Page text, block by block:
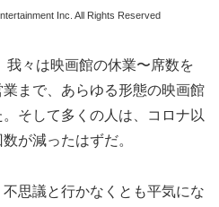
Inc. All Rights Reserved
我々は映画館の休業〜席数を
まで、あらゆる形態の映画館
そして多くの人は、コロナ以
が減ったはずだ。
思議と行かなくとも平気にな